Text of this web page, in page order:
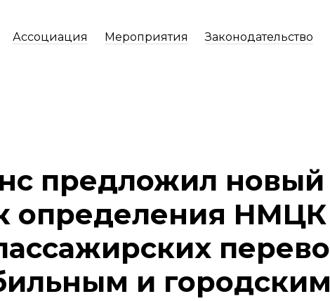
Ассоциация Мероприятия Законодательство
предложил новый
определения НМЦК
и городским